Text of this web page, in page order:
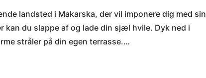
landsted i Makarska, der vil imponere dig med sin
kan du slappe af og lade din sjæl hvile. Dyk ned i
stråler på din egen terrasse.
dig: Gå en tur gennem det maleriske Imotski,